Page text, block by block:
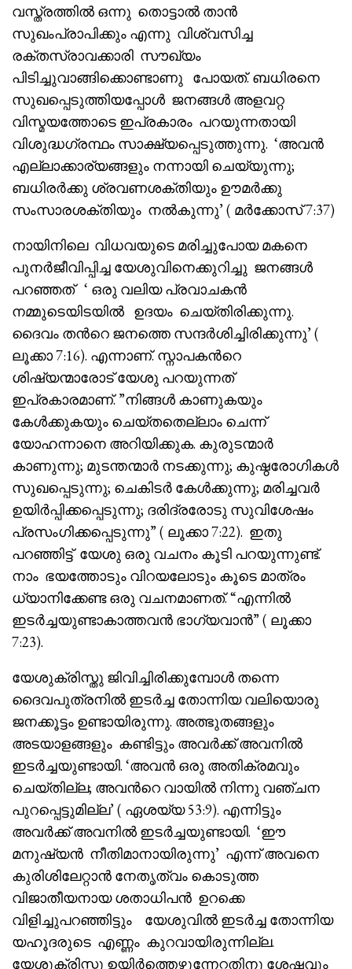
വസ്ത്രത്തിൽ ഒന്നു തൊട്ടാൽ താൻ
സുഖംപ്രാപിക്കും എന്നു വിശ്വസിച്ച
രക്തസ്രാവക്കാരി സൗഖ്യം
പിടിച്ചുവാങ്ങിക്കൊണ്ടാണു പോയത്. ബധിരനെ
സുഖപ്പെടുത്തിയപ്പോൾ ജനങ്ങൾ അളവറ്റ
വിസ്മയത്തോടെ ഇപ്രകാരം പറയുന്നതായി
വിശുദ്ധഗ്രന്ഥം സാക്ഷ്യപ്പെടുത്തുന്നു. ‘അവൻ
എല്ലാക്കാര്യങ്ങളും നന്നായി ചെയ്യുന്നു;
ബധിരർക്കു ശ്രവണശക്തിയും ഊമർക്കു
സംസാരശക്തിയും നൽകുന്നു’ ( മർക്കോസ് 7:37)
നായിനിലെ വിധവയുടെ മരിച്ചുപോയ മകനെ
പുനർജീവിപ്പിച്ച യേശുവിനെക്കുറിച്ചു ജനങ്ങൾ
പറഞ്ഞത് ‘ ഒരു വലിയ പ്രവാചകൻ
നമ്മുടെയിടയിൽ ഉദയം ചെയ്തിരിക്കുന്നു.
ദൈവം തൻറെ ജനത്തെ സന്ദർശിച്ചിരിക്കുന്നു’ (
ലൂക്കാ 7:16). എന്നാണ്. സ്നാപകൻറെ
ശിഷ്യന്മാരോട് യേശു പറയുന്നത്
ഇപ്രകാരമാണ്. ”നിങ്ങൾ കാണുകയും
കേൾക്കുകയും ചെയ്തതെല്ലാം ചെന്ന്
യോഹന്നാനെ അറിയിക്കുക. കുരുടന്മാർ
കാണുന്നു; മുടന്തന്മാർ നടക്കുന്നു; കുഷ്ഠരോഗികൾ
സുഖപ്പെടുന്നു; ചെകിടർ കേൾക്കുന്നു; മരിച്ചവർ
ഉയിർപ്പിക്കപ്പെടുന്നു; ദരിദ്രരോടു സുവിശേഷം
പ്രസംഗിക്കപ്പെടുന്നു” ( ലൂക്കാ 7:22). ഇതു
പറഞ്ഞിട്ട് യേശു ഒരു വചനം കൂടി പറയുന്നുണ്ട്.
നാം ഭയത്തോടും വിറയലോടും കൂടെ മാത്രം
ധ്യാനിക്കേണ്ട ഒരു വചനമാണത്. “എന്നിൽ
ഇടർച്ചയുണ്ടാകാത്തവൻ ഭാഗ്യവാൻ” ( ലൂക്കാ
7:23).
യേശുക്രിസ്തു ജിവിച്ചിരിക്കുമ്പോൾ തന്നെ
ദൈവപുത്രനിൽ ഇടർച്ച തോന്നിയ വലിയൊരു
ജനക്കൂട്ടം ഉണ്ടായിരുന്നു. അത്ഭുതങ്ങളും
അടയാളങ്ങളും കണ്ടിട്ടും അവർക്ക് അവനിൽ
ഇടർച്ചയുണ്ടായി. ‘അവൻ ഒരു അതിക്രമവും
ചെയ്തില്ല; അവൻറെ വായിൽ നിന്നു വഞ്ചന
പുറപ്പെട്ടുമില്ല’ ( ഏശയ്യ 53:9). എന്നിട്ടും
അവർക്ക് അവനിൽ ഇടർച്ചയുണ്ടായി. ‘ഈ
മനുഷ്യൻ നീതിമാനായിരുന്നു’ എന്ന് അവനെ
കുരിശിലേറ്റാൻ നേതൃത്വം കൊടുത്ത
വിജാതീയനായ ശതാധിപൻ ഉറക്കെ
വിളിച്ചുപറഞ്ഞിട്ടും യേശുവിൽ ഇടർച്ച തോന്നിയ
യഹൂദരുടെ എണ്ണം കുറവായിരുന്നില്ല.
യേശുക്രിസ്തു ഉയിർത്തെഴുന്നേറ്റതിനു ശേഷവും